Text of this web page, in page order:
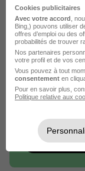
DÉPOSEZ
Rendez votre
Cookies publicitaires
Avec votre accord ,
Bing,) pouvons utiliser
offres d’emploi ou des
probabilités de trouver
Nos partenaires
votre profil et de vos
Vous pouvez à tout
consentement en
Pour en savoir plus,
Politique relative aux